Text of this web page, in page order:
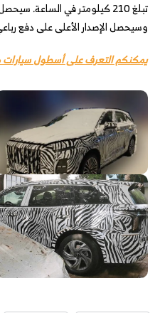
تبلغ 210 كيلومتر في الساعة.
وسيحصل الإصدار الأعلى على دفع
يمكنكم التعرف على أسطول سيارات